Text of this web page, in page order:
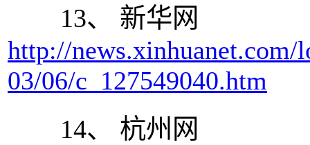
13、 新华网
http://news.xinhuanet.com/
03/06/c_127549040.htm
14、 杭州网